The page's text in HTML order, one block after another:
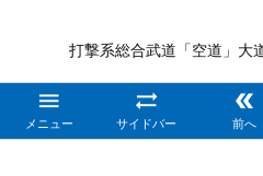
打撃系総合武道「空道」大

メニュー

サイドバー

前へ